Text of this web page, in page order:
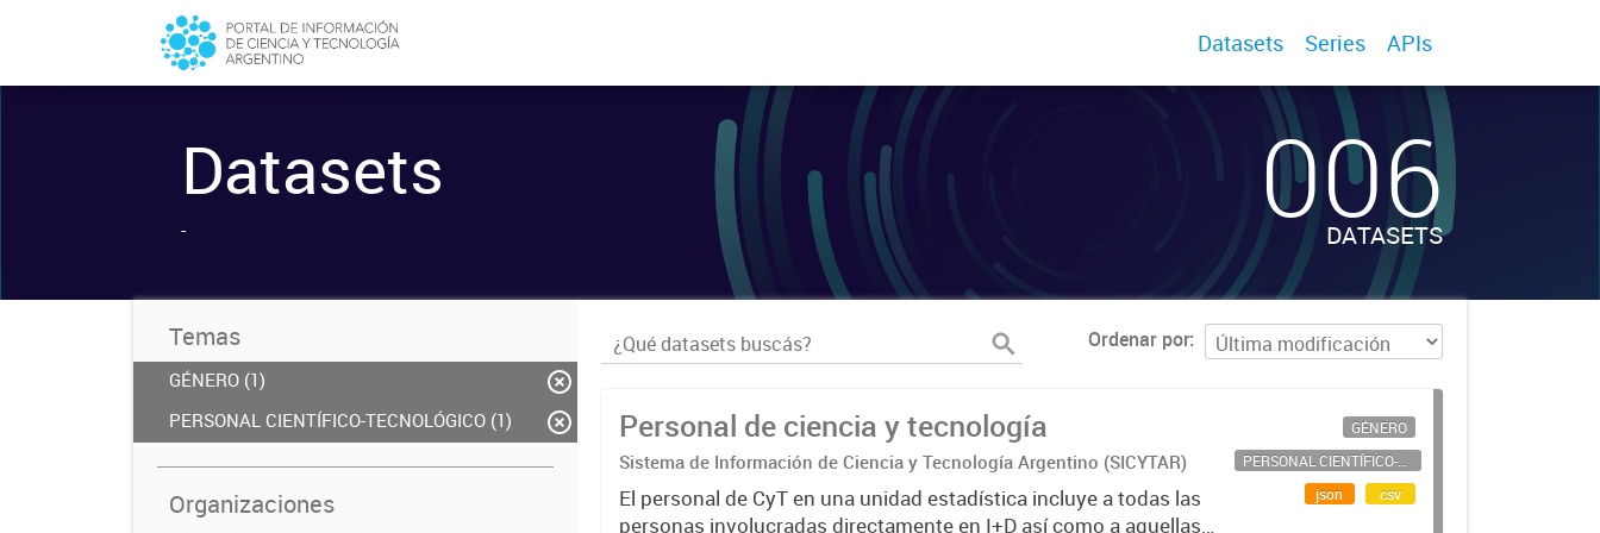
Datasets Series APIs
Datasets
- 006
DATASETS
Temas
GÉNERO (1)
PERSONAL CIENTÍFICO-TECNOLÓGICO (1)
Organizaciones
Ordenar por
Personal de ciencia y tecnología
Sistema de Información de Ciencia y Tecnología Argentino (SICYTAR)
El personal de CyT en una unidad estadística incluye a todas las
personas involucradas directamente en I+D así como a aquellas
GÉNERO
PERSONAL CIENTÍFICO-TECNOLÓGICO
json
csv